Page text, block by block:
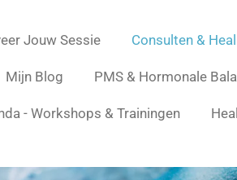
Jouw Sessie Consulten &
Mijn Blog PMS & Hormonale
- Workshops & Trainingen